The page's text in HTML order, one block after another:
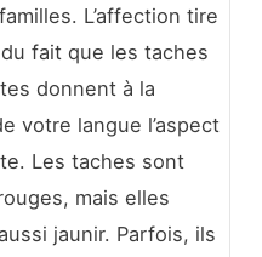
L’affection tire
fait que les taches
donnent à la
votre langue l’aspect
Les taches sont
mais elles
jaunir. Parfois, ils